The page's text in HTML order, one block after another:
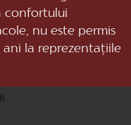
confortului
nu este permis
ani la reprezentaţiile